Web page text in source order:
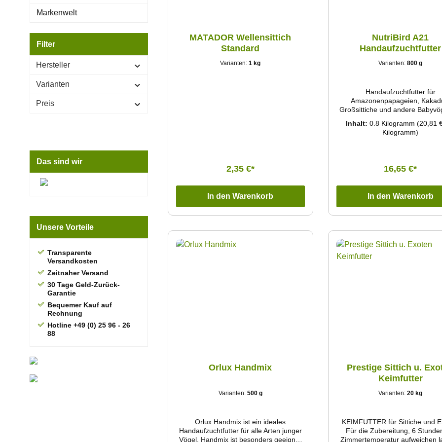
Markenwelt
Filter
Hersteller
Varianten
Preis
Das sind wir
Unsere Vorteile
Transparente
Versandkosten
Zeitnaher Versand
30 Tage Geld-Zurück-
Garantie
Bequemer Kauf auf
Rechnung
Hotline +49 (0) 25 96 - 26
88
MATADOR Wellensittich
Standard
Varianten:1 kg
2,35 €*
In den Warenkorb
NutriBird A21
Handaufzuchtfutter
Varianten:800 g
Handaufzuchtfutter für
Amazonenpapageien,
Großsittiche und andere
fundierte Zusammensetzung mit
Nährstoffen, die Ihr Babyvogel
verwendet werden. Mit
Säuren zur Förderung der
Empfohlen von Tierärzten und
von Vogelparks und
Inhalt: 0.8 Kilogramm (20,81
Kilogramm)
16,65 €*
In den Warenkorb
Orlux Handmix
Varianten: 500 g
Orlux Handmix ist ein ideales
Handaufzuchtfutter für alle Arten junger
Vögel. Handmix ist besonders geeignet
Prestige Sittich u.
Keimfutter
Varianten:20 kg
KEIMFUTTER für Sittiche und
Für die Zubereitung, 6
Zimmertemperatur aufweichen